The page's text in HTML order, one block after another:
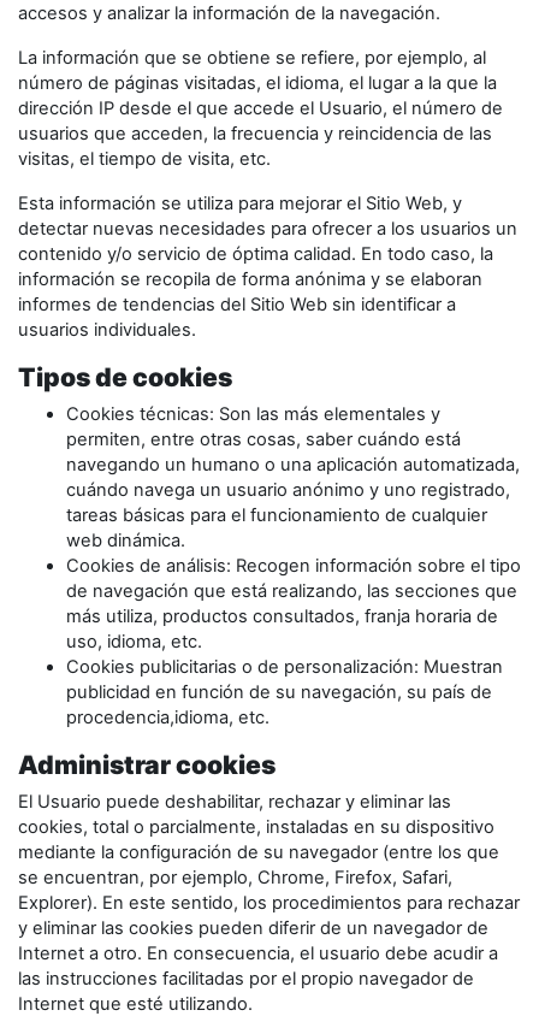
accesos y analizar la información de la navegación.
La información que se obtiene se refiere, por ejemplo, al
número de páginas visitadas, el idioma, el lugar a la que la
dirección IP desde el que accede el Usuario, el número de
usuarios que acceden, la frecuencia y reincidencia de las
visitas, el tiempo de visita, etc.
Esta información se utiliza para mejorar el Sitio Web, y
detectar nuevas necesidades para ofrecer a los usuarios un
contenido y/o servicio de óptima calidad. En todo caso, la
información se recopila de forma anónima y se elaboran
informes de tendencias del Sitio Web sin identificar a
usuarios individuales.
Tipos de cookies
Cookies técnicas: Son las más elementales y
permiten, entre otras cosas, saber cuándo está
navegando un humano o una aplicación automatizada,
cuándo navega un usuario anónimo y uno registrado,
tareas básicas para el funcionamiento de cualquier
web dinámica.
Cookies de análisis: Recogen información sobre el tipo
de navegación que está realizando, las secciones que
más utiliza, productos consultados, franja horaria de
uso, idioma, etc.
Cookies publicitarias o de personalización: Muestran
publicidad en función de su navegación, su país de
procedencia,idioma, etc.
Administrar cookies
El Usuario puede deshabilitar, rechazar y eliminar las
cookies, total o parcialmente, instaladas en su dispositivo
mediante la configuración de su navegador (entre los que
se encuentran, por ejemplo, Chrome, Firefox, Safari,
Explorer). En este sentido, los procedimientos para rechazar
y eliminar las cookies pueden diferir de un navegador de
Internet a otro. En consecuencia, el usuario debe acudir a
las instrucciones facilitadas por el propio navegador de
Internet que esté utilizando.